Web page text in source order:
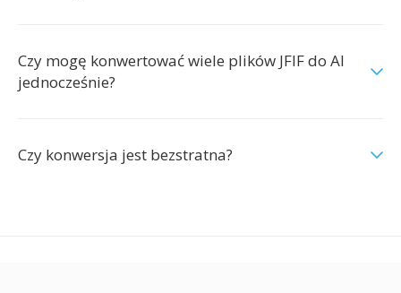
Czy mogę konwertować wiele plików JFIF do AI
jednocześnie?
Czy konwersja jest bezstratna?